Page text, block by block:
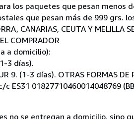
los paquetes que pesan menos
que pesan más de 999 grs.
CANARIAS, CEUTA Y MELILLA
COMPRADOR
a domicilio):
3 días).
9. (1-3 días). OTRAS FORMAS DE
c ES31 01827710460014048769
no se entregan a domicilio, sino